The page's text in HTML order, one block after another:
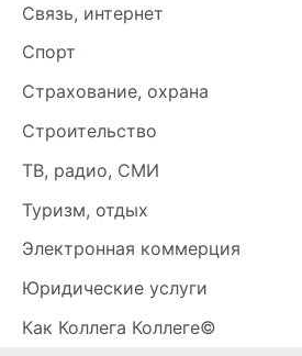
Связь, интернет
Спорт
Страхование, охрана
Строительство
ТВ, радио, СМИ
Туризм, отдых
Электронная коммерция
Юридические услуги
Как Коллега Коллеге©